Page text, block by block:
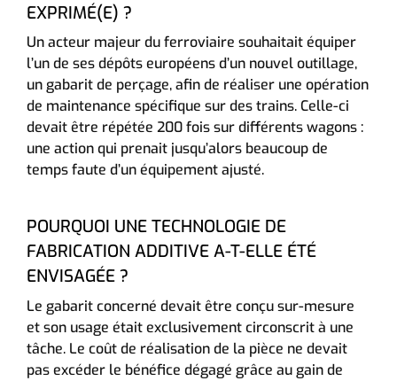
EXPRIMÉ(E) ?
Un acteur majeur du ferroviaire souhaitait équiper
l’un de ses dépôts européens d’un nouvel outillage,
un gabarit de perçage, afin de réaliser une opération
de maintenance spécifique sur des trains. Celle-ci
devait être répétée 200 fois sur différents wagons :
une action qui prenait jusqu’alors beaucoup de
temps faute d’un équipement ajusté.
POURQUOI UNE TECHNOLOGIE DE
FABRICATION ADDITIVE A-T-ELLE ÉTÉ
ENVISAGÉE ?
Le gabarit concerné devait être conçu sur-mesure
et son usage était exclusivement circonscrit à une
tâche. Le coût de réalisation de la pièce ne devait
pas excéder le bénéfice dégagé grâce au gain de